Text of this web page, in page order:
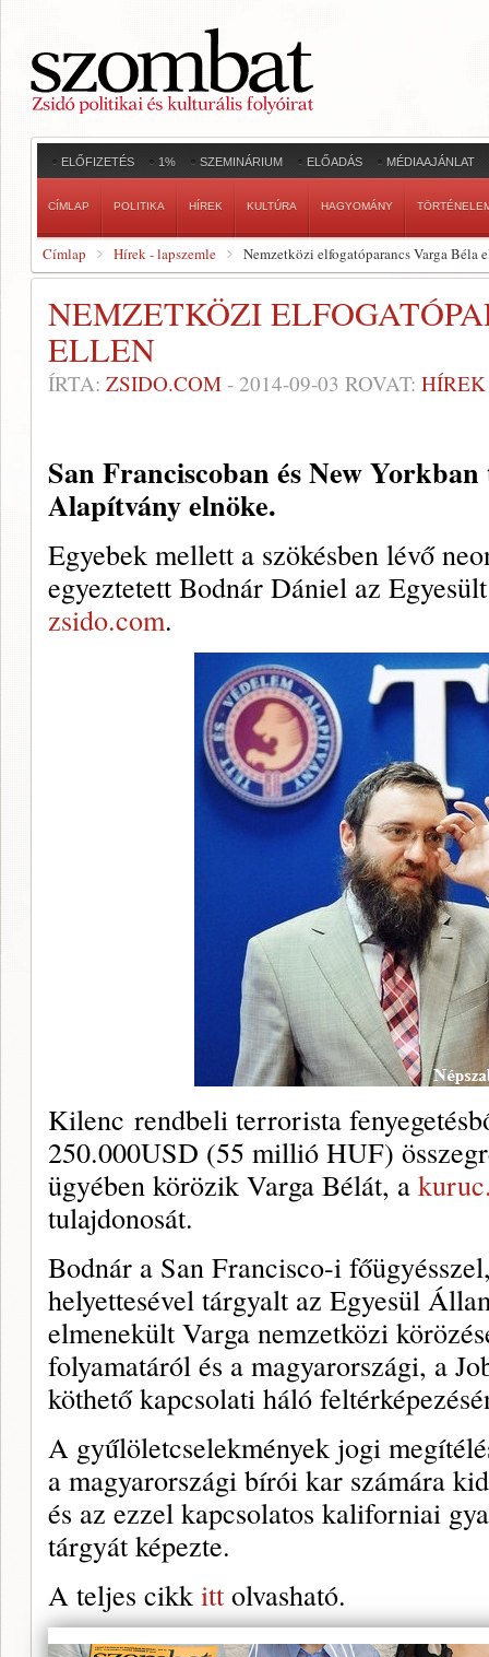
ELŐFIZETÉS 1% SZEMINÁRIUM ELŐADÁS MÉDIAAJÁNLAT
CÍMLAP POLITIKA HÍREK KULTÚRA HAGYOMÁNY
Címlap Hírek - lapszemle Nemzetközi elfogatóparancs Varga Béla
NEMZETKÖZI
ELLEN
ÍRTA: ZSIDO.COM - 2014-09-03 ROVAT:
San Franciscoban és New
Alapítvány elnöke.
Egyebek mellett a szökésben lévő
egyeztetett Bodnár Dániel az
zsido.com.
Kilenc rendbeli terrorista
250.000USD (55 millió HUF)
ügyében körözik Varga Bélát, a
tulajdonosát.
Bodnár a San Francisco-i
helyettesével tárgyalt az Egyesül
elmenekült Varga nemzetközi
folyamatáról és a magyarországi, a
köthető kapcsolati háló
A gyűlöletcselekmények jogi
a magyarországi bírói kar számára
és az ezzel kapcsolatos kaliforniai
tárgyát képezte.
A teljes cikk itt olvasható.